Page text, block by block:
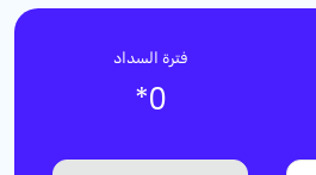
فترة السداد
0
*